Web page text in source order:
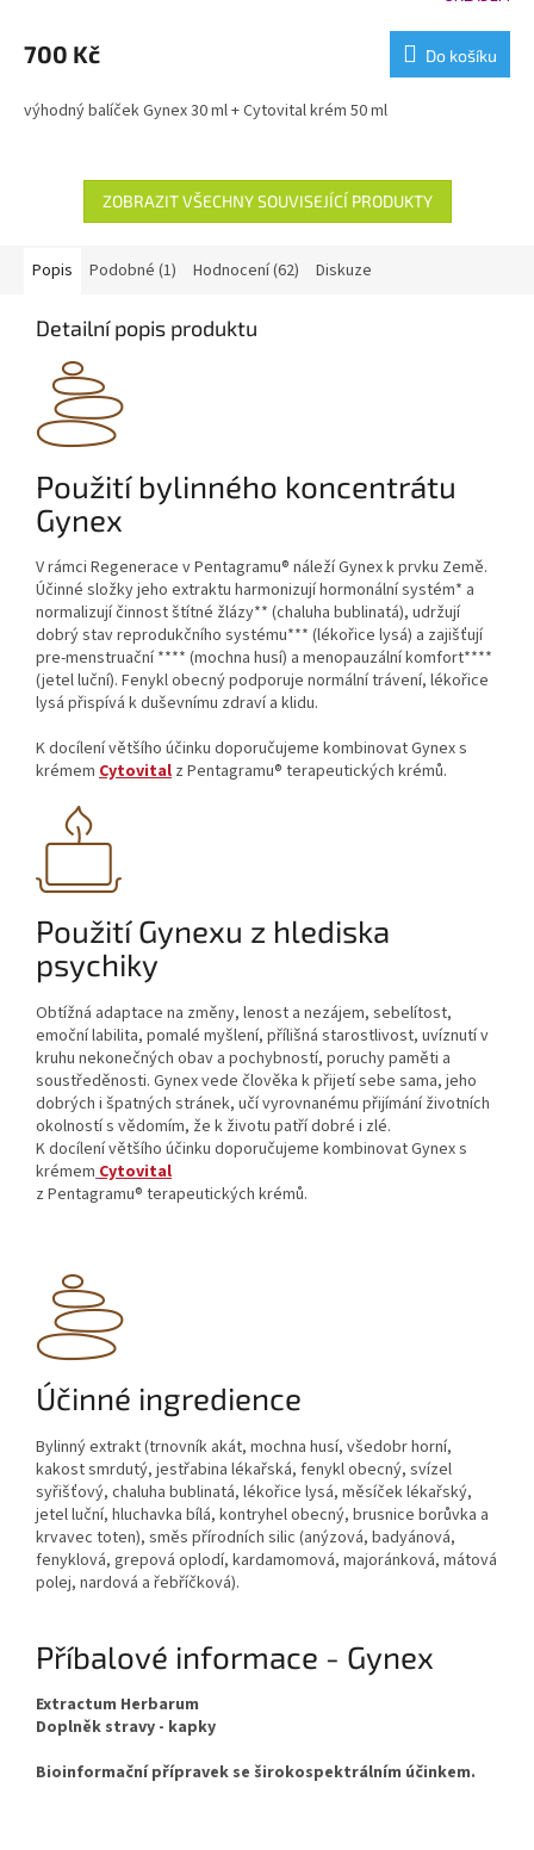
M
A
produktu
je
z
700 Kč Do košíku
výhodný balíček Gynex 30 ml + Cytovital krém 50 ml
ZOBRAZIT VŠECHNY SOUVISEJÍCÍ PRODUKTY
Popis Podobné (1) Hodnocení (62) Diskuze
Detailní popis produktu
Použití bylinného koncentrátu
Gynex
V rámci Regenerace v Pentagramu® náleží Gynex k prvku Země.
Účinné složky jeho extraktu harmonizují hormonální systém* a
normalizují činnost štítné žlázy** (chaluha bublinatá), udržují
dobrý stav reprodukčního systému*** (lékořice lysá) a zajišťují
pre-menstruační **** (mochna husí) a menopauzální komfort****
(jetel luční). Fenykl obecný podporuje normální trávení, lékořice
lysá přispívá k duševnímu zdraví a klidu.
K docílení většího účinku doporučujeme kombinovat Gynex s
krémem Cytovital z Pentagramu® terapeutických krémů.
Použití Gynexu z hlediska
psychiky
Obtížná adaptace na změny, lenost a nezájem, sebelítost,
emoční labilita, pomalé myšlení, přílišná starostlivost, uvíznutí v
kruhu nekonečných obav a pochybností, poruchy paměti a
soustředěnosti. Gynex vede člověka k přijetí sebe sama, jeho
dobrých i špatných stránek, učí vyrovnanému přijímání životních
okolností s vědomím, že k životu patří dobré i zlé.
K docílení většího účinku doporučujeme kombinovat Gynex s
krémem Cytovital
z Pentagramu® terapeutických krémů.
Účinné ingredience
Bylinný extrakt (trnovník akát, mochna husí, všedobr horní,
kakost smrdutý, jestřabina lékařská, fenykl obecný, svízel
syřišťový, chaluha bublinatá, lékořice lysá, měsíček lékařský,
jetel luční, hluchavka bílá, kontryhel obecný, brusnice borůvka a
krvavec toten), směs přírodních silic (anýzová, badyánová,
fenyklová, grepová oplodí, kardamomová, majoránková, mátová
polej, nardová a řebříčková).
Příbalové informace - Gynex
Extractum Herbarum
Doplněk stravy - kapky
Bioinformační přípravek se širokospektrálním účinkem.